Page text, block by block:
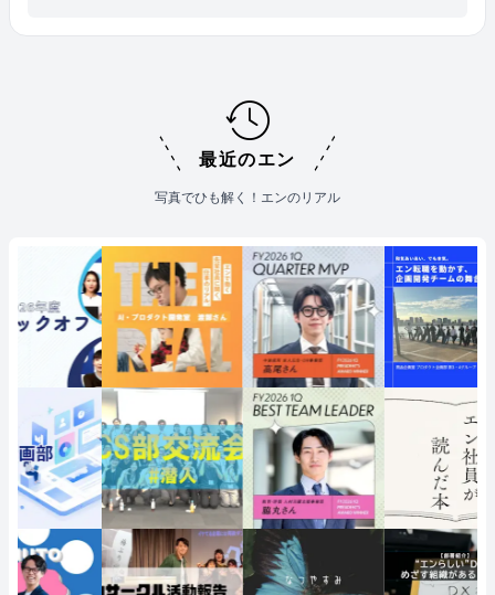
最近のエン
写真でひも解く！エンのリアル